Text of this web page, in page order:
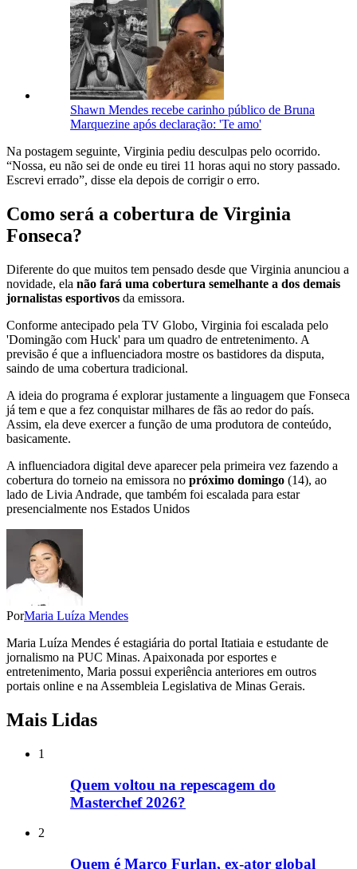
Shawn Mendes recebe carinho público de Bruna
Marquezine após declaração: 'Te amo'
Na postagem seguinte, Virginia pediu desculpas pelo ocorrido.
“Nossa, eu não sei de onde eu tirei 11 horas aqui no story passado.
Escrevi errado”, disse ela depois de corrigir o erro.
Como será a cobertura de Virginia
Fonseca?
Diferente do que muitos tem pensado desde que Virginia anunciou a
novidade, ela não fará uma cobertura semelhante a dos demais
jornalistas esportivos da emissora.
Conforme antecipado pela TV Globo, Virginia foi escalada pelo
'Domingão com Huck' para um quadro de entretenimento. A
previsão é que a influenciadora mostre os bastidores da disputa,
saindo de uma cobertura tradicional.
A ideia do programa é explorar justamente a linguagem que Fonseca
já tem e que a fez conquistar milhares de fãs ao redor do país.
Assim, ela deve exercer a função de uma produtora de conteúdo,
basicamente.
A influenciadora digital deve aparecer pela primeira vez fazendo a
cobertura do torneio na emissora no próximo domingo (14), ao
lado de Livia Andrade, que também foi escalada para estar
presencialmente nos Estados Unidos
PorMaria Luíza Mendes
Maria Luíza Mendes é estagiária do portal Itatiaia e estudante de
jornalismo na PUC Minas. Apaixonada por esportes e
entretenimento, Maria possui experiência anteriores em outros
portais online e na Assembleia Legislativa de Minas Gerais.
Mais Lidas
1
Quem voltou na repescagem do
Masterchef 2026?
2
Quem é Marco Furlan, ex-ator global